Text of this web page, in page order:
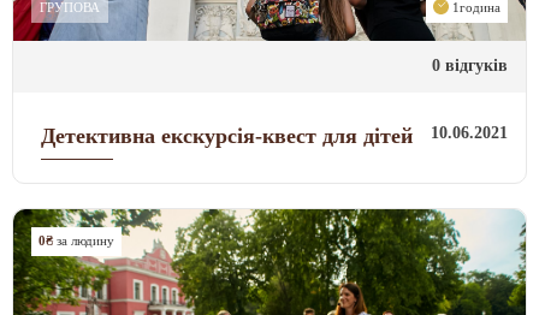
ГРУПОВА 1година
0 відгуків
Детективна екскурсія-квест для дітей 10.06.2021
0₴ за людину